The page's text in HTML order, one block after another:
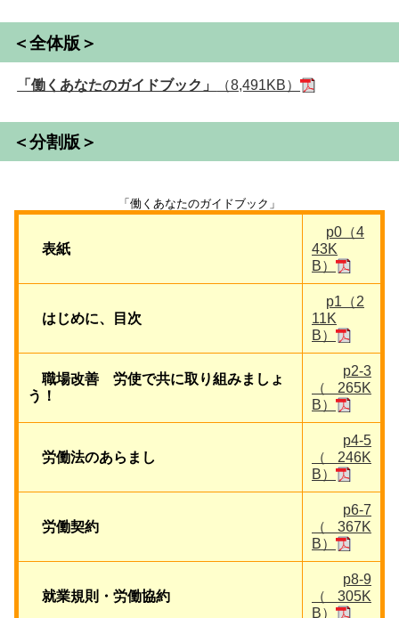
＜全体版＞
「働くあなたのガイドブック」 （8,491KB）
＜分割版＞
「働くあなたのガイドブック」
表紙
p0（4
43K
B）
はじめに、目次
p1（2
11K
B）
職場改善 労使で共に取り組みましょ
う！
p2-3
（265K
B）
労働法のあらまし
p4-5
（246K
B）
労働契約
p6-7
（367K
B）
就業規則・労働協約
p8-9
（305K
B）